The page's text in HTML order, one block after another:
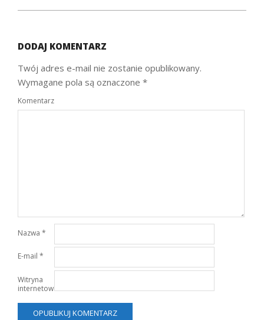
DODAJ KOMENTARZ
Twój adres e-mail nie zostanie opublikowany.
Wymagane pola są oznaczone *
Komentarz
Nazwa *
E-mail *
Witryna
internetowa